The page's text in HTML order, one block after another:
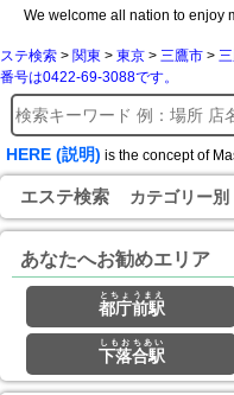
We welcome all nation to enjoy
ステ検索 > 関東 > 東京 > 三鷹市 >
番号は0422-69-3088です。
HERE (説明) is the concept of
エステ検索 カテゴリー別
あなたへお勧めエリア
都庁前駅
とちょうまえ
下落合駅
しもおちあい